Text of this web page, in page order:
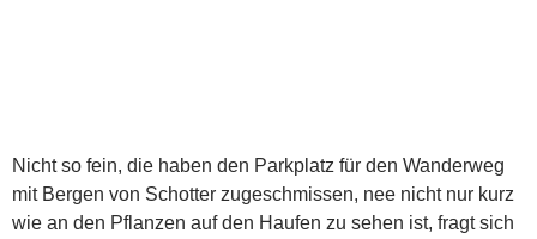
Nicht so fein, die haben den Parkplatz für den Wanderweg
mit Bergen von Schotter zugeschmissen, nee nicht nur kurz
wie an den Pflanzen auf den Haufen zu sehen ist, fragt sich